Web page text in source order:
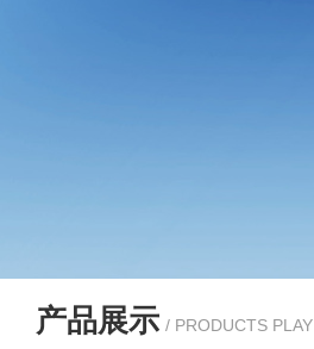
产品展示 / PRODUCTS PLAY